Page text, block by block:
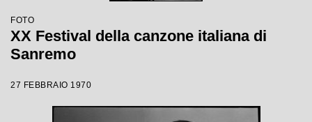
FOTO
XX Festival della canzone italiana di
Sanremo
27 FEBBRAIO 1970